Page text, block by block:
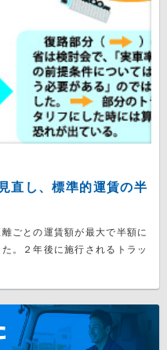
直し、標準的運賃の半
ごとの運賃額が最大で半額に
。２年後に施行されるトラッ